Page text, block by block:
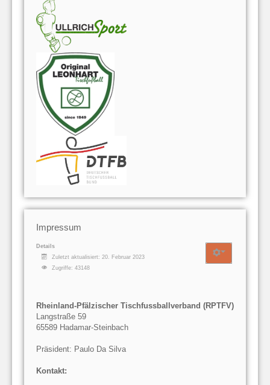
Impressum
Details
Zuletzt aktualisiert: 20. Februar 2023
Zugriffe: 43148
Rheinland-Pfälzischer Tischfussballverband (RPTFV)
Langstraße 59
65589 Hadamar-Steinbach
Präsident: Paulo Da Silva
Kontakt: